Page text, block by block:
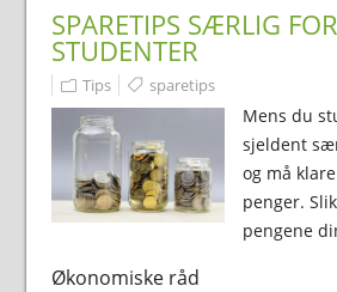
SPARETIPS SÆRLIG FOR
STUDENTER
Tips sparetips
Mens du
sjeldent
og må
penger.
pengene
Økonomiske råd